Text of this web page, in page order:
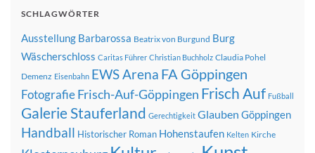
SCHLAGWÖRTER
Ausstellung Barbarossa Beatrix von Burgund Burg
Wäscherschloss Caritas Führer Christian Buchholz Claudia Pohel
Demenz Eisenbahn EWS Arena FA Göppingen
FotografieFrisch-Auf-Göppingen Frisch Auf Fußball
Galerie Stauferland Gerechtigkeit Glauben Göppingen
Handball Historischer Roman Hohenstaufen Kelten Kirche